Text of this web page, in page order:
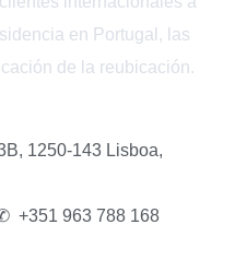
en Portugal, las
de la reubicación.
1250-143 Lisboa,
+351 963 788 168